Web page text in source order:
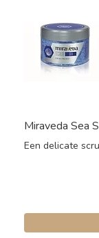
Miraveda Sea
Een delicate